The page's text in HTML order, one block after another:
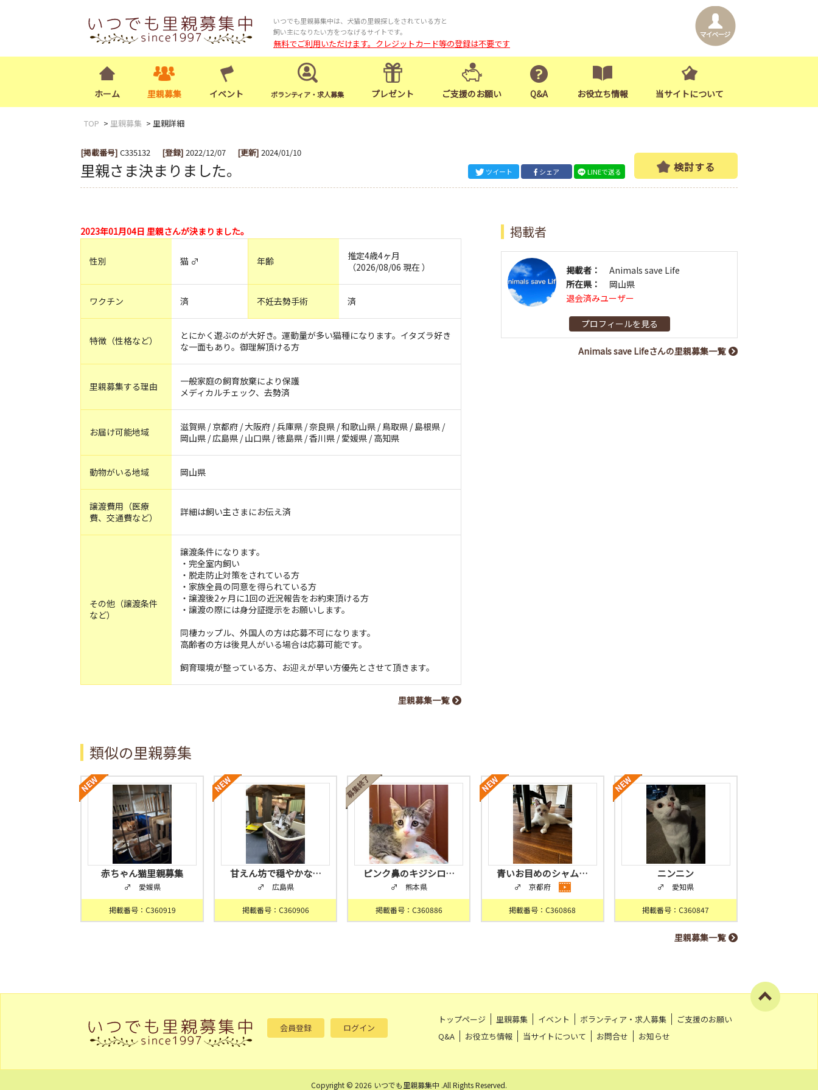
いつでも里親募集中は、犬猫の里親探しをされている方と
飼い主になりたい方をつなげるサイトです。
無料でご利用いただけます。クレジットカード等の登録は不要です
ホーム 里親募集 イベント ボランティア・求人募集 プレゼント ご支援のお願い Q&A お役立ち情報 当サイトについて
TOP 里親募集 里親詳細
[掲載番号] C335132 [登録] 2022/12/07 [更新] 2024/01/10
里親さま決まりました。 ツイート シェア LINEで送る 検討する
2023年01月04日 里親さんが決まりました。
性別 猫 ♂ 年齢
推定4歳4ヶ月
（2026/08/06 現在 ）
ワクチン 済 不妊去勢手術 済
特徴（性格など）
とにかく遊ぶのが大好き。運動量が多い猫種になります。イタズラ好き
な一面もあり。御理解頂ける方
里親募集する理由
一般家庭の飼育放棄により保護
メディカルチェック、去勢済
お届け可能地域
滋賀県 / 京都府 / 大阪府 / 兵庫県 / 奈良県 / 和歌山県 / 鳥取県 / 島根県 /
岡山県 / 広島県 / 山口県 / 徳島県 / 香川県 / 愛媛県 / 高知県
動物がいる地域 岡山県
譲渡費用（医療
費、交通費など）
詳細は飼い主さまにお伝え済
その他（譲渡条件
など）
譲渡条件になります。
・完全室内飼い
・脱走防止対策をされている方
・家族全員の同意を得られている方
・譲渡後2ヶ月に1回の近況報告をお約束頂ける方
・譲渡の際には身分証提示をお願いします。
同棲カップル、外国人の方は応募不可になります。
高齢者の方は後見人がいる場合は応募可能です。
飼育環境が整っている方、お迎えが早い方優先とさせて頂きます。
里親募集一覧
掲載者
掲載者：
Animals save Life
所在県：
岡山県
退会済みユーザー
プロフィールを見る
Animals save Lifeさんの里親募集一覧
類似の里親募集
赤ちゃん猫里親募集
♂ 愛媛県
掲載番号：C360919
甘えん坊で穏やかな…
♂ 広島県
掲載番号：C360906
ピンク鼻のキジシロ…
♂ 熊本県
掲載番号：C360886
青いお目めのシャム…
♂ 京都府
掲載番号：C360868
ニンニン
♂ 愛知県
掲載番号：C360847
里親募集一覧
会員登録 ログイン
トップページ 里親募集 イベント ボランティア・求人募集
ご支援のお願い
Q&A
お役立ち情報 当サイトについて お問合せ お知らせ
Copyright © 2026 いつでも里親募集中 .All Rights Reserved.